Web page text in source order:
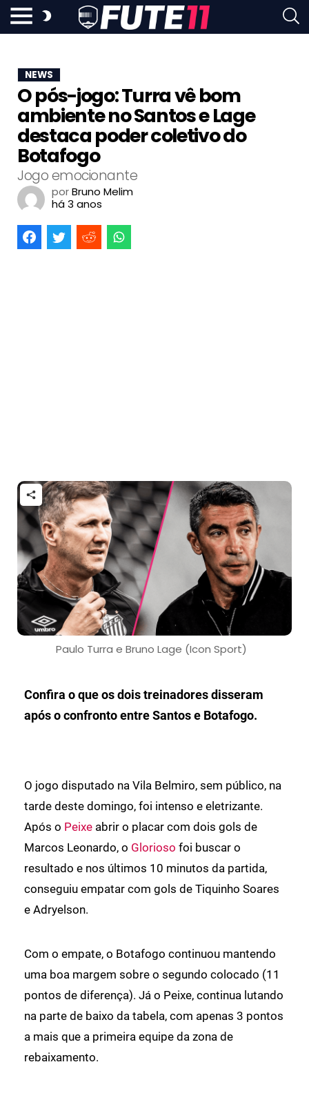
NEWS
O pós-jogo: Turra vê bom
ambiente no Santos e Lage
destaca poder coletivo do
Botafogo
Jogo emocionante
porBruno Melim
há 3 anos
Paulo Turra e Bruno Lage (Icon Sport)
Confira o que os dois treinadores disseram
após o confronto entre Santos e Botafogo.
O jogo disputado na Vila Belmiro, sem público, na
tarde deste domingo, foi intenso e eletrizante.
Após o Peixe abrir o placar com dois gols de
Marcos Leonardo, o Glorioso foi buscar o
resultado e nos últimos 10 minutos da partida,
conseguiu empatar com gols de Tiquinho Soares
e Adryelson.
Com o empate, o Botafogo continuou mantendo
uma boa margem sobre o segundo colocado (11
pontos de diferença). Já o Peixe, continua lutando
na parte de baixo da tabela, com apenas 3 pontos
a mais que a primeira equipe da zona de
rebaixamento.